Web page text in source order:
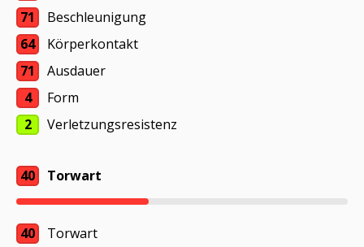
71
Beschleunigung
64
Körperkontakt
71
Ausdauer
4
Form
2
Verletzungsresistenz
40 Torwart
40 Torwart